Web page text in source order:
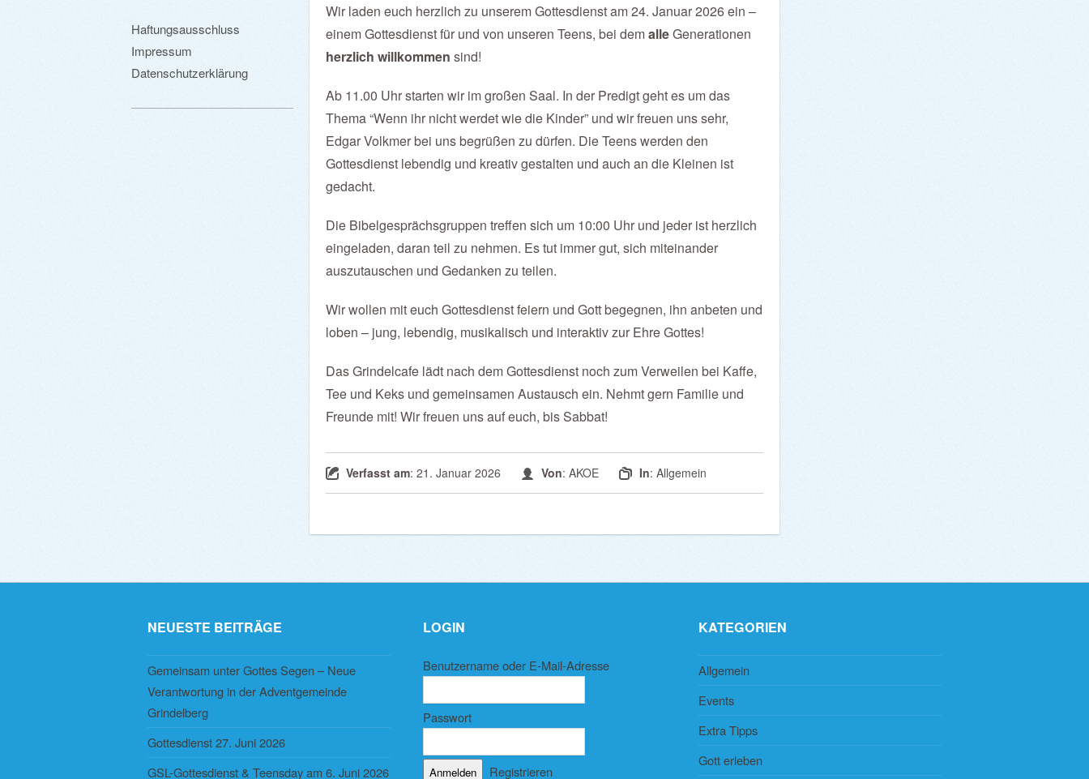
Haftungsausschluss
Impressum
Datenschutzerklärung
Wir laden euch herzlich zu unserem Gottesdienst am 24. Januar 2026 ein –
einem Gottesdienst für und von unseren Teens, bei demalleGenerationen
herzlich willkommen sind!
Ab 11.00 Uhr starten wir im großen Saal. In der Predigt geht es um das
Thema “Wenn ihr nicht werdet wie die Kinder” und wir freuen uns sehr,
Edgar Volkmer bei uns begrüßen zu dürfen. Die Teens werden den
Gottesdienst lebendig und kreativ gestalten und auch an die Kleinen ist
gedacht.
Die Bibelgesprächsgruppen treffen sich um 10:00 Uhr und jeder ist herzlich
eingeladen, daran teil zu nehmen. Es tut immer gut, sich miteinander
auszutauschen und Gedanken zu teilen.
Wir wollen mit euch Gottesdienst feiern und Gott begegnen, ihn anbeten und
loben – jung, lebendig, musikalisch und interaktiv zur Ehre Gottes!
Das Grindelcafe lädt nach dem Gottesdienst noch zum Verweilen bei Kaffe,
Tee und Keks und gemeinsamen Austausch ein. Nehmt gern Familie und
Freunde mit! Wir freuen uns auf euch, bis Sabbat!
Verfasst am: 21. Januar 2026 Von: AKOE In: Allgemein
NEUESTE BEITRÄGE
Gemeinsam unter Gottes Segen – Neue
Verantwortung in der Adventgemeinde
Grindelberg
Gottesdienst 27. Juni 2026
GSL-Gottesdienst & Teensday am 6. Juni 2026
LOGIN
Benutzername oder E-Mail-Adresse
Passwort
Registrieren
KATEGORIEN
Allgemein
Events
Extra Tipps
Gott erleben